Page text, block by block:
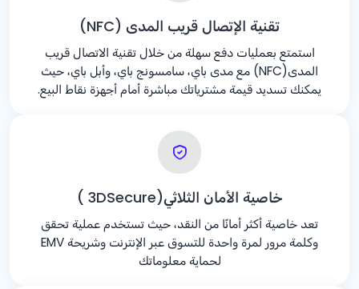
تقنية الإتصال قريب المدى (NFC)
استمتع بعمليات دفع سهلة من خلال تقنية الاتصال قريب
المدى(NFC) مع مدى باي، سامسونج باي، وأبل باي، حيث
يمكنك تسديد قيمة مشترياتك مباشرة أمام أجهزة نقاط البيع.
خاصية الأمان الثلاثي(3DSecure )
تعد خاصية أكثر أمانًا من النقد، حيث تستخدم عملية تحقق
وكلمة مرور لمرة واحدة للتسوق عبر الإنترنت وشريحة EMV
لحماية معلوماتك